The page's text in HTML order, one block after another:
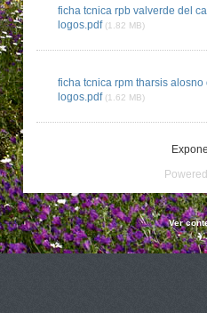
ficha tcnica rpb valverde del
logos.pdf (1.82 MB)
ficha tcnica rpm tharsis alosno
logos.pdf (1.62 MB)
Ver